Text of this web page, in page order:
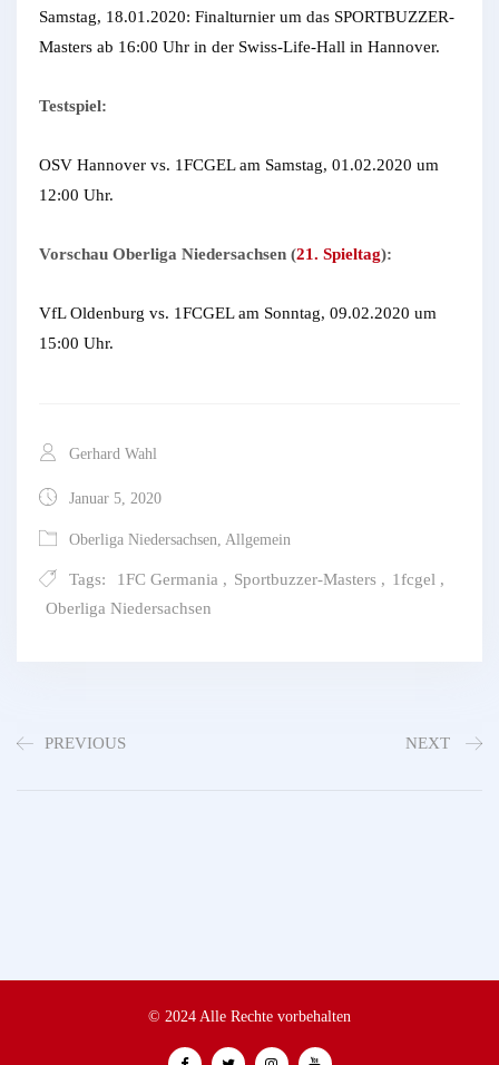
Samstag, 18.01.2020: Finalturnier um das SPORTBUZZER-
Masters ab 16:00 Uhr in der Swiss-Life-Hall in Hannover.
Testspiel:
OSV Hannover vs. 1FCGEL am Samstag, 01.02.2020 um
12:00 Uhr.
Vorschau Oberliga Niedersachsen (21. Spieltag):
VfL Oldenburg vs. 1FCGEL am Sonntag, 09.02.2020 um
15:00 Uhr.
Gerhard Wahl
Januar 5, 2020
Oberliga Niedersachsen, Allgemein
Tags: 1FC Germania , Sportbuzzer-Masters , 1fcgel ,
Oberliga Niedersachsen
PREVIOUS NEXT
© 2024 Alle Rechte vorbehalten